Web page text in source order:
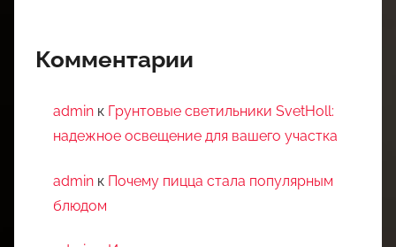
Комментарии
admin к Грунтовые светильники SvetHoll:
надежное освещение для вашего участка
admin к Почему пицца стала популярным
блюдом